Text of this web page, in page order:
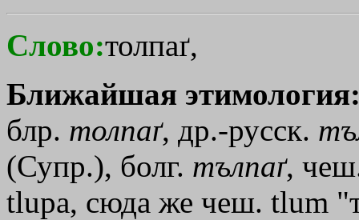
Слово:толпаґ,
Ближайшая
блр. толпаґ, др.-русск.
(Супр.), болг. тълпаґ,
tlupa, сюда же чеш. tlum